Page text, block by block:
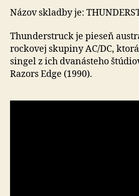
Názov skladby je:
Thunderstruck je pieseň
rockovej skupiny AC/DC,
singel z ich dvanásteho
Razors Edge (1990).